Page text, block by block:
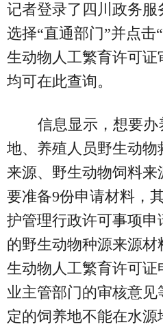
记者登录了四川政务
选择“直通部门”并点击
生动物人工繁育许可
均可在此查询。
信息显示，想要
地、养殖人员野生动
来源、野生动物饲料
要准备9份申请材料，
护管理行政许可事项
的野生动物种源来源
生动物人工繁育许可证
业主管部门的审核意
定的饲养地不能在水